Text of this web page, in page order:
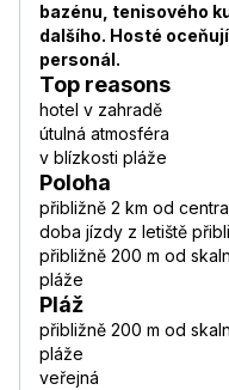
bazénu, tenisového
dalšího. Hosté
personál.
Top reasons
hotel v zahradě
útulná atmosféra
v blízkosti pláže
Poloha
přibližně 2 km od
doba jízdy z letiště
přibližně 200 m od
pláže
Pláž
přibližně 200 m od
pláže
veřejná